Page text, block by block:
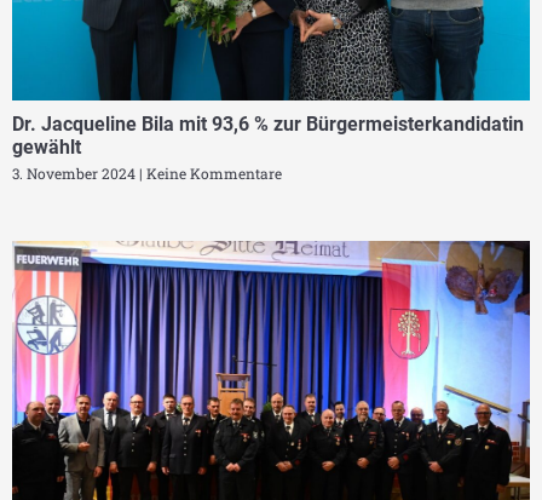
Dr. Jacqueline Bila mit 93,6 % zur Bürgermeisterkandidatin
gewählt
3. November 2024 Keine Kommentare